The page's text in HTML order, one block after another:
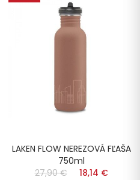
LAKEN FLOW NEREZOVÁ FĽAŠA
750ml
27,90 €
18,14 €